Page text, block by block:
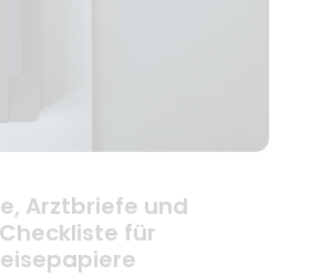
Arztbriefe und
für